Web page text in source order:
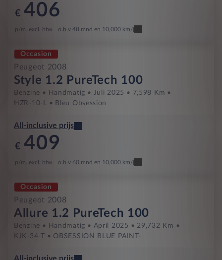
€ 406
p/m. excl. btw o.b.v 48 mnd en 10,000 km/j
Occasion
Peugeot 2008
Style 1.2 PureTech 100
Benzine Handmatig Juli 2025
7,598 Km
HZR-10-L
Bleu Obsession
All-inclusive prijs
€ 409
p/m. excl. btw o.b.v 60 mnd en 10,000 km/j
Occasion
Peugeot 2008
Allure 1.2 PureTech 100
Benzine Handmatig April 2025
29,732 Km
KJK-34-T
OBSESSION BLUE PAINT-